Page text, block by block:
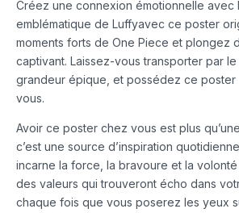
Créez une connexion émotionnelle avec
emblématique de Luffyavec ce poster
moments forts de One Piece et plongez
captivant. Laissez-vous transporter par le
grandeur épique, et possédez ce
vous.
Avoir ce poster chez vous est plus
c’est une source d’inspiration
incarne la force, la bravoure et la
des valeurs qui trouveront écho dans
chaque fois que vous poserez les yeux